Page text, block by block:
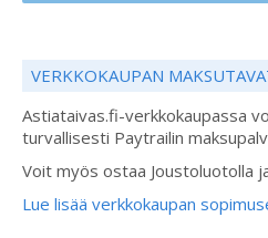
VERKKOKAUPAN
Astiataivas.fi-verkkokaupassa
turvallisesti Paytrailin
Voit myös ostaa Joustoluotolla
Lue lisää verkkokaupan